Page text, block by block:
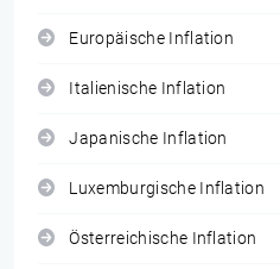
Europäische Inflation
Italienische Inflation
Japanische Inflation
Luxemburgische Inflation
Österreichische Inflation